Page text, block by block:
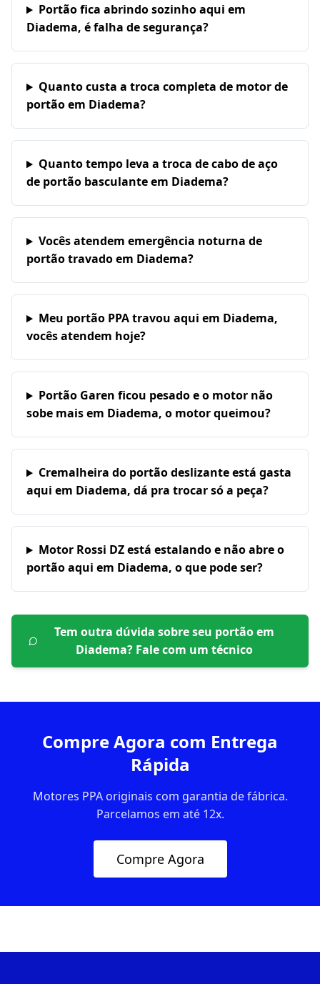
Portão fica abrindo sozinho aqui em
Diadema, é falha de segurança?
Quanto custa a troca completa de motor de
portão em Diadema?
Quanto tempo leva a troca de cabo de aço
de portão basculante em Diadema?
Vocês atendem emergência noturna de
portão travado em Diadema?
Meu portão PPA travou aqui em Diadema,
vocês atendem hoje?
Portão Garen ficou pesado e o motor não
sobe mais em Diadema, o motor queimou?
Cremalheira do portão deslizante está gasta
aqui em Diadema, dá pra trocar só a peça?
Motor Rossi DZ está estalando e não abre o
portão aqui em Diadema, o que pode ser?
Tem outra dúvida sobre seu portão em
Diadema? Fale com um técnico
Compre Agora com Entrega
Rápida
Motores PPA originais com garantia de fábrica.
Parcelamos em até 12x.
Compre Agora